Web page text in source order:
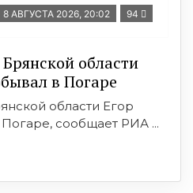
8 АВГУСТА 2026, 20:02 94
области
в Погаре
области Егор
сообщает РИА ...